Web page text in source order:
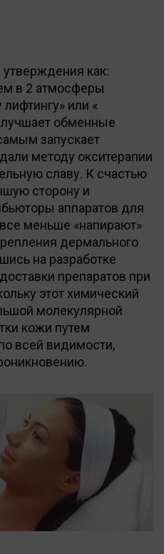
как:
в 2 атмосферы
или «
обменные
запускает
методу окситерапии
славу. К счастью
сторону и
аппаратов для
меньше «напирают»
дермального
на разработке
препаратов при
этот химический
молекулярной
кожи путем
всей видимости,